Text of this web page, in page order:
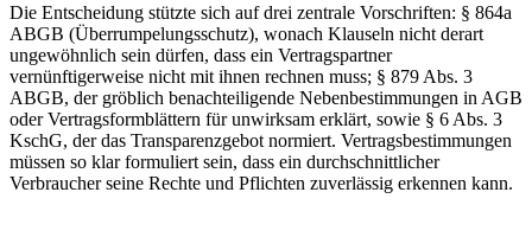
Die Entscheidung stützte sich auf drei zentrale Vorschriften: § 864a
ABGB (Überrumpelungsschutz), wonach Klauseln nicht derart
ungewöhnlich sein dürfen, dass ein Vertragspartner
vernünftigerweise nicht mit ihnen rechnen muss; § 879 Abs. 3
ABGB, der gröblich benachteiligende Nebenbestimmungen in AGB
oder Vertragsformblättern für unwirksam erklärt, sowie § 6 Abs. 3
KschG, der das Transparenzgebot normiert. Vertragsbestimmungen
müssen so klar formuliert sein, dass ein durchschnittlicher
Verbraucher seine Rechte und Pflichten zuverlässig erkennen kann.